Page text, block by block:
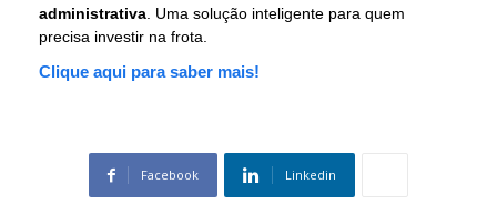
administrativa . Uma solução inteligente para quem
precisa investir na frota.
Clique aqui para saber mais!
Facebook Linkedin